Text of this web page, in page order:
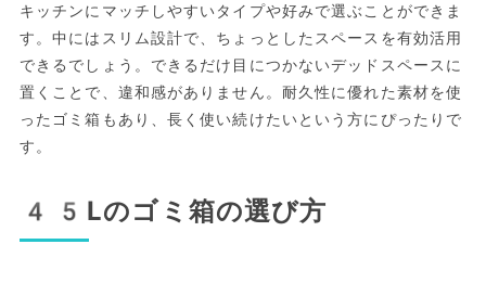
キッチンにマッチしやすいタイプや好みで選ぶことができま
す。中にはスリム設計で、ちょっとしたスペースを有効活用
できるでしょう。できるだけ目につかないデッドスペースに
置くことで、違和感がありません。耐久性に優れた素材を使
ったゴミ箱もあり、長く使い続けたいという方にぴったりで
す。
45Lのゴミ箱の選び方